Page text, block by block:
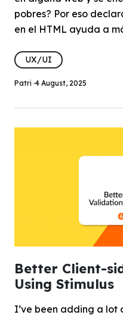
pobres? Por eso
en el HTML ayuda a
UX/UI
Patri ·4 August, 2025
Better Client-
Using Stimulus
I’ve been adding a lot